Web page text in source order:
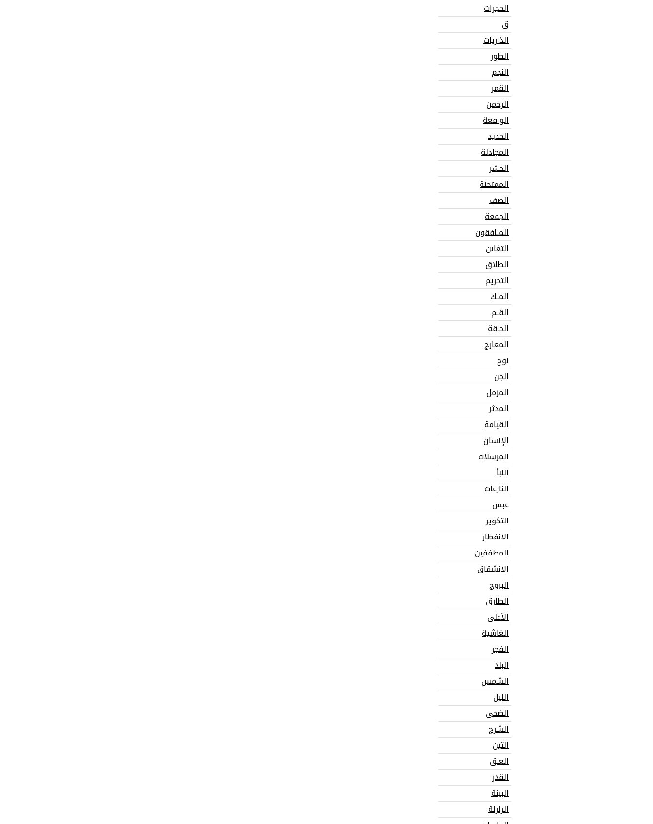
الحجرات
ق
الذاريات
الطور
النجم
القمر
الرحمن
الواقعة
الحديد
المجادلة
الحشر
الممتحنة
الصف
الجمعة
المنافقون
التغابن
الطلاق
التحريم
الملك
القلم
الحاقة
المعارج
نوح
الجن
المزمل
المدثر
القيامة
الإنسان
المرسلات
النبأ
النازعات
عبس
التكوير
الانفطار
المطففين
الانشقاق
البروج
الطارق
الأعلى
الغاشية
الفجر
البلد
الشمس
الليل
الضحى
الشرح
التين
العلق
القدر
البينة
الزلزلة